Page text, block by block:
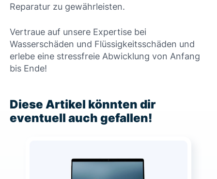
Reparatur zu gewährleisten.
Vertraue auf unsere Expertise bei
Wasserschäden und Flüssigkeitsschäden und
erlebe eine stressfreie Abwicklung von Anfang
bis Ende!
Diese Artikel könnten dir
eventuell auch gefallen!